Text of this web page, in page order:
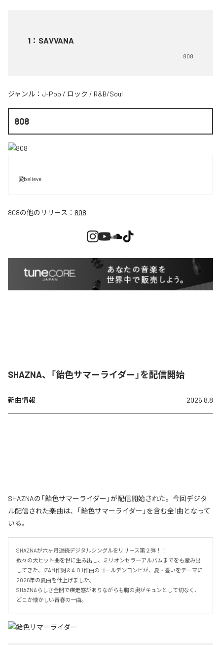
1 ： SAVVANA
808
ジャンル： J-Pop / ロック / R&B/Soul
808
愛believe
808の他のリリース： 808
SHAZNA、「飴色サマーライダー」を配信開始
新曲情報 2026.8.8
SHAZNAの「飴色サマーライダー」が配信開始された。今回デジタ
ル配信された楽曲は、「飴色サマーライダー」を含む全1曲となって
いる。
SHAZNAが六ヶ月連続デジタルシングルをリリース第２弾！！
数々の大ヒット曲を世に生み出し、ミリオンセラーアルバムまでをも産み出
してきた、IZAM作詞 & A.O.I作曲のゴールデンコンビが、夏・憂いをテーマに
2026年の夏曲を仕上げました。
SHAZNAらしさ全開で疾走感がありながらも胸の奥がキュンとして切なく、
どこか懐かしい青春の一曲。